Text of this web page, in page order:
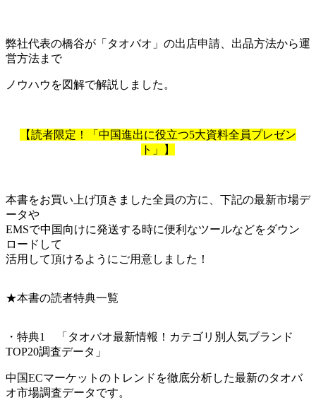
弊社代表の橋谷が「タオバオ」の出店申請、出品方法から運
営方法まで
ノウハウを図解で解説しました。
【読者限定！「中国進出に役立つ5大資料全員プレゼン
ト」】
本書をお買い上げ頂きました全員の方に、下記の最新市場デ
ータや
EMSで中国向けに発送する時に便利なツールなどをダウン
ロードして
活用して頂けるようにご用意しました！
★本書の読者特典一覧
・特典1 「タオバオ最新情報！カテゴリ別人気ブランド
TOP20調査データ」
中国ECマーケットのトレンドを徹底分析した最新のタオバ
オ市場調査データです。